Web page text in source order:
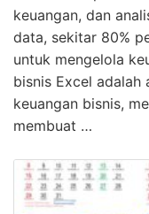
keuangan, dan
data, sekitar 80%
untuk mengelola
bisnis Excel
keuangan bisnis,
membuat …